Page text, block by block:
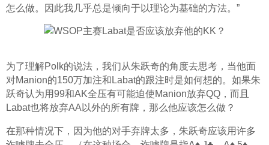
怎么做。因此我几乎总是倾向于以理论为基础的方法。”
为了理解Polk的说法，我们从朱跃奇的角度去思考，当他面
对Manion的150万加注和Labat的跟注时是如何想的。如果朱
跃奇认为用99和AK全压有可能迫使Manion放弃QQ，而且
Labat也将放弃AA以外的所有牌，那么他应该怎么做？
在那种情况下，因为他的对手弃牌太多，朱跃奇应该用许多